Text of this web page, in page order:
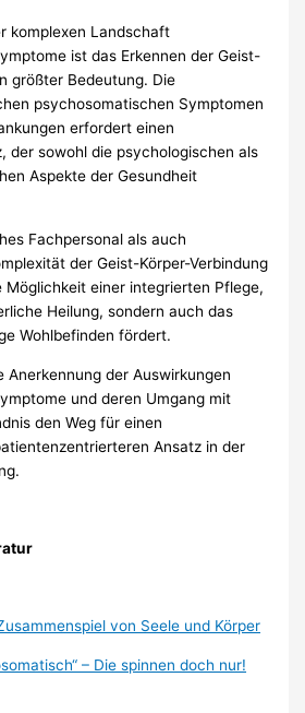
komplexen Landschaft
ist das Erkennen der Geist-
größter Bedeutung. Die
psychosomatischen Symptomen
erfordert einen
der sowohl die psychologischen als
Aspekte der Gesundheit
Fachpersonal als auch
der Geist-Körper-Verbindung
Möglichkeit einer integrierten Pflege,
Heilung, sondern auch das
Wohlbefinden fördert.
Anerkennung der Auswirkungen
und deren Umgang mit
den Weg für einen
Ansatz in der
von Seele und Körper
– Die spinnen doch nur!